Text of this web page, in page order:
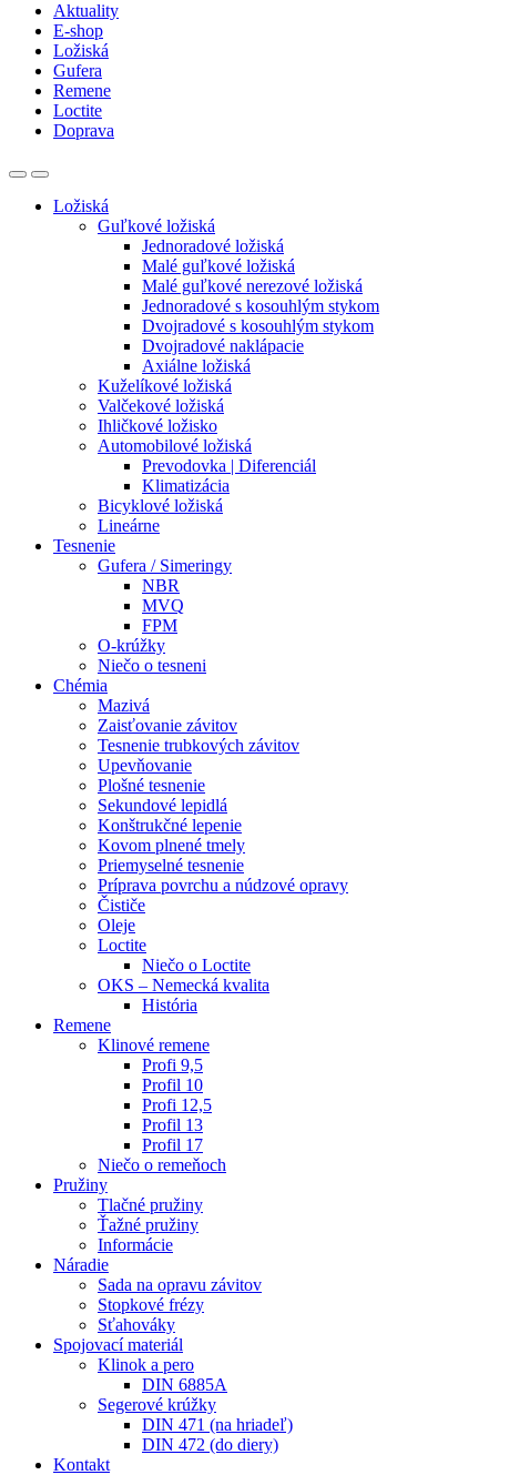
Aktuality
E-shop
Ložiská
Gufera
Remene
Loctite
Doprava
Ložiská
Guľkové ložiská
Jednoradové ložiská
Malé guľkové ložiská
Malé guľkové nerezové ložiská
Jednoradové s kosouhlým stykom
Dvojradové s kosouhlým stykom
Dvojradové naklápacie
Axiálne ložiská
Kuželíkové ložiská
Valčekové ložiská
Ihličkové ložisko
Automobilové ložiská
Prevodovka | Diferenciál
Klimatizácia
Bicyklové ložiská
Lineárne
Tesnenie
Gufera / Simeringy
NBR
MVQ
FPM
O-krúžky
Niečo o tesneni
Chémia
Mazivá
Zaisťovanie závitov
Tesnenie trubkových závitov
Upevňovanie
Plošné tesnenie
Sekundové lepidlá
Konštrukčné lepenie
Kovom plnené tmely
Priemyselné tesnenie
Príprava povrchu a núdzové opravy
Čističe
Oleje
Loctite
Niečo o Loctite
OKS – Nemecká kvalita
História
Remene
Klinové remene
Profi 9,5
Profil 10
Profi 12,5
Profil 13
Profil 17
Niečo o remeňoch
Pružiny
Tlačné pružiny
Ťažné pružiny
Informácie
Náradie
Sada na opravu závitov
Stopkové frézy
Sťahováky
Spojovací materiál
Klinok a pero
DIN 6885A
Segerové krúžky
DIN 471 (na hriadeľ)
DIN 472 (do diery)
Kontakt